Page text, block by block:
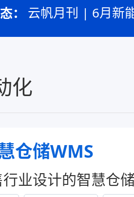
：
科脉云帆智能问数
化
仓储WMS
业设计的智慧仓